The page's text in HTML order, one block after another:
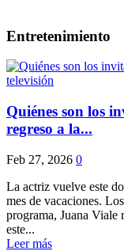
Entretenimiento
Quiénes son los
regreso a la...
Feb 27, 2026 0
La actriz vuelve este
mes de vacaciones.
programa, Juana Viale
este...
Leer más